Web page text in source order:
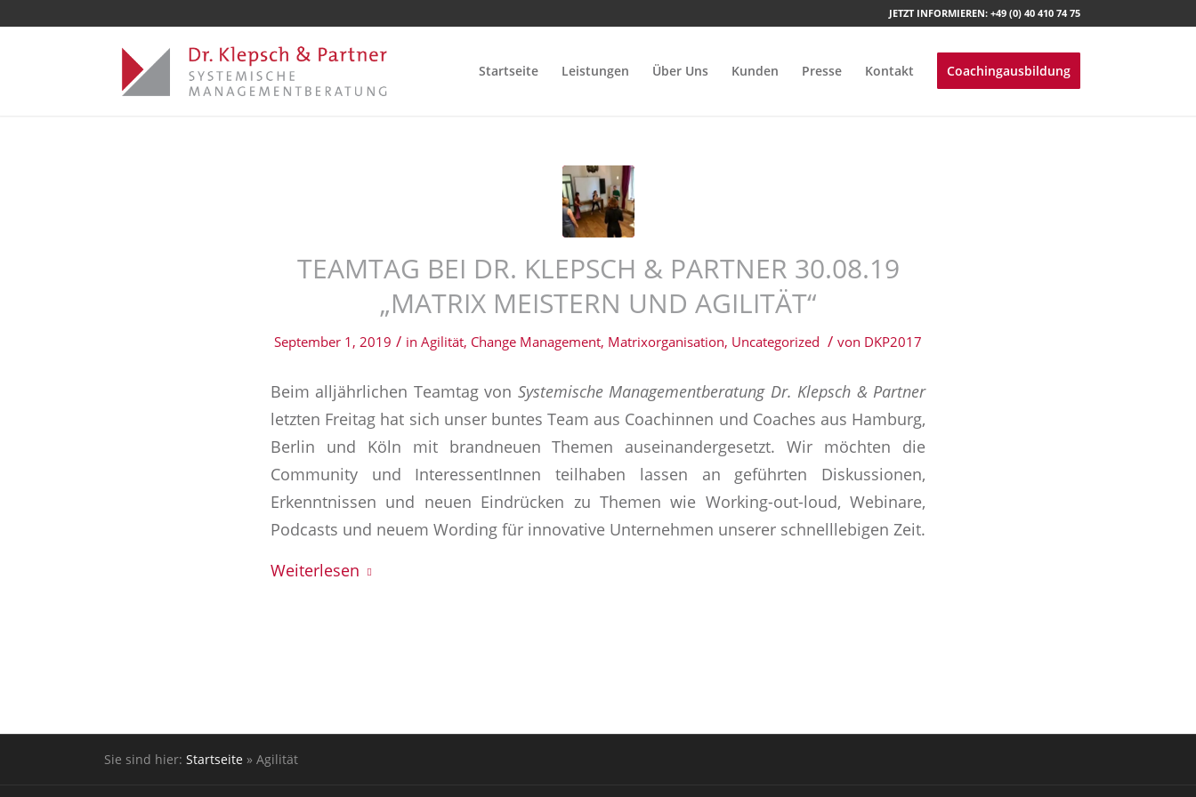
JETZT INFORMIEREN: +49 (0) 40 410 74 75
Startseite Leistungen Über Uns Kunden Presse Kontakt Coachingausbildung
TEAMTAG BEI DR. KLEPSCH & PARTNER 30.08.19
„MATRIX MEISTERN UND AGILITÄT“
September 1, 2019 / in Agilität, Change Management, Matrixorganisation, Uncategorized / von DKP2017
Beim alljährlichen Teamtag von Systemische Managementberatung Dr. Klepsch & Partner
letzten Freitag hat sich unser buntes Team aus Coachinnen und Coaches aus Hamburg,
Berlin und Köln mit brandneuen Themen auseinandergesetzt. Wir möchten die
Community und InteressentInnen teilhaben lassen an geführten Diskussionen,
Erkenntnissen und neuen Eindrücken zu Themen wie Working-out-loud, Webinare,
Podcasts und neuem Wording für innovative Unternehmen unserer schnelllebigen Zeit.
Weiterlesen
Sie sind hier: Startseite » Agilität